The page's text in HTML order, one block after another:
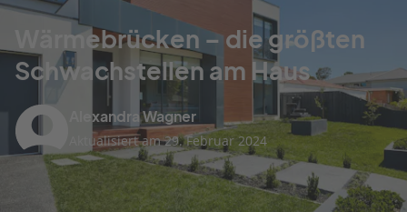
Wärmebrücken – die größten
Schwachstellen am Haus
Alexandra Wagner
Aktualisiert am 29. Februar 2024